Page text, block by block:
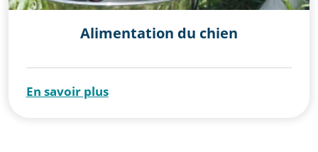
Alimentation du chien
En savoir plus